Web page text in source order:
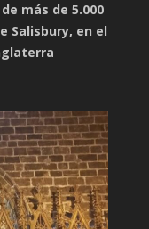
más de 5.000
Salisbury, en el